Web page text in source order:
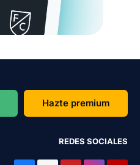
Hazte premium
REDES SOCIALES